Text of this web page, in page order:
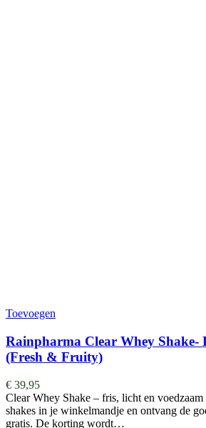
Toevoegen
Rainpharma Clear Whey Shake-
(Fresh & Fruity)
€ 39,95
Clear Whey Shake – fris, licht en
shakes in je winkelmandje en ontvang de
gratis. De korting wordt…